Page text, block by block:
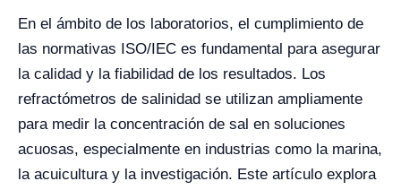
En el ámbito de los laboratorios, el cumplimiento de
las normativas ISO/IEC es fundamental para asegurar
la calidad y la fiabilidad de los resultados. Los
refractómetros de salinidad se utilizan ampliamente
para medir la concentración de sal en soluciones
acuosas, especialmente en industrias como la marina,
la acuicultura y la investigación. Este artículo explora